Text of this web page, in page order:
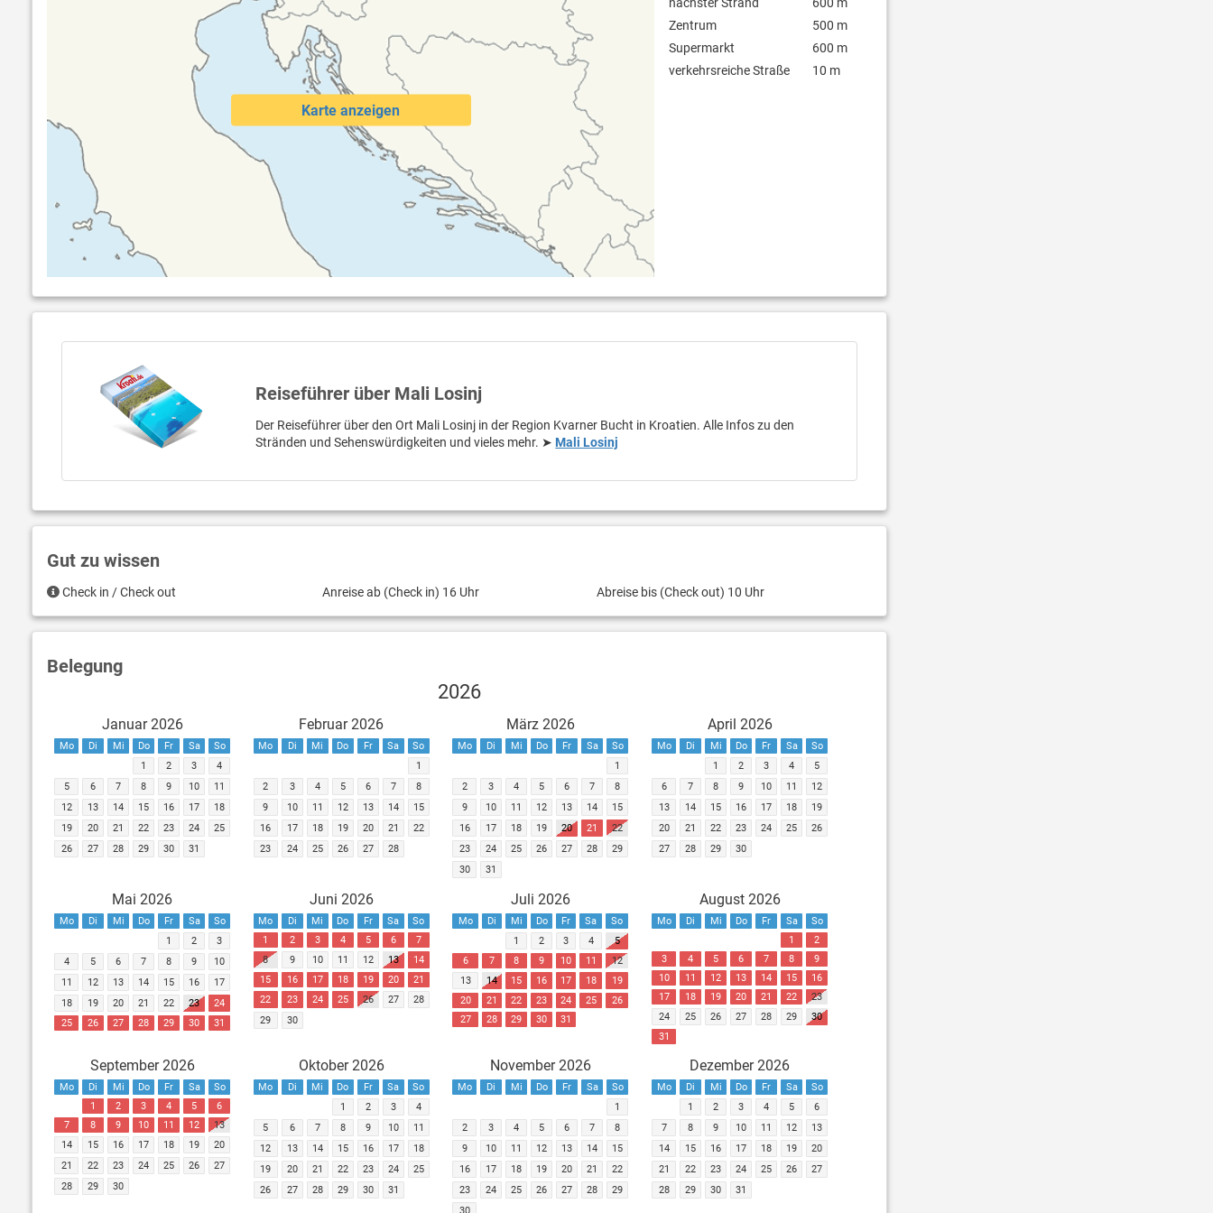
Karte anzeigen
nächster Strand
600 m
Zentrum
500 m
Supermarkt
600 m
verkehrsreiche Straße
10 m
Reiseführer über Mali Losinj
Der Reiseführer über den Ort Mali Losinj in der Region Kvarner Bucht in Kroatien. Alle Infos zu den
Stränden und Sehenswürdigkeiten und vieles mehr. ➤ Mali Losinj
Gut zu wissen
Check in / Check out Anreise ab (Check in) 16 Uhr Abreise bis (Check out) 10 Uhr
Belegung
2026
Januar 2026
Mo Di Mi Do Fr Sa
So
1
2 3
4
5
6 7 8 9 10
11
12
13 14 15 16 17
18
19
20 21 22 23 24
25
26
27 28 29 30 31
Februar 2026
Mo Di Mi Do Fr Sa
So
1
2
3 4 5 6 7
8
9
10 11 12 13 14
15
16
17 18 19 20 21
22
23
24 25 26 27 28
März 2026
Mo Di Mi Do Fr Sa
So
1
2
3 4 5 6 7
8
9
10 11 12 13 14
15
16
17 18 19 20 21
22
23
24 25 26 27 28
29
30
31
April 2026
Mo Di Mi Do Fr Sa
So
1
2 3 4
5
6
7 8 9 10 11
12
13
14 15 16 17 18
19
20
21 22 23 24 25
26
27
28 29 30
Mai 2026
Mo Di Mi Do Fr Sa
So
1
2
3
4
5 6 7 8 9
10
11
12 13 14 15 16
17
18
19 20 21 22 23
24
25
26 27 28 29 30 31
Juni 2026
Mo Di Mi Do Fr Sa
So
1
2 3 4 5 6
7
8
9 10 11 12 13
14
15
16 17 18 19 20
21
22
23 24 25 26 27
28
29
30
Juli 2026
Mo Di Mi Do Fr Sa
So
1
2 3 4
5
6
7 8 9 10 11
12
13
14 15 16 17 18
19
20
21 22 23 24 25
26
27
28 29 30 31
August 2026
Mo Di Mi Do Fr Sa
So
1
2
3
4 5 6 7 8
9
10
11 12 13 14 15
16
17
18 19 20 21 22
23
24
25 26 27 28 29
30
31
September 2026
Mo Di Mi Do Fr Sa
So
1
2 3 4 5
6
7
8 9 10 11 12
13
14
15 16 17 18 19
20
21
22 23 24 25 26
27
28
29 30
Oktober 2026
Mo Di Mi Do Fr Sa
So
1
2 3
4
5
6 7 8 9 10
11
12
13 14 15 16 17
18
19
20 21 22 23 24
25
26
27 28 29 30 31
November 2026
Mo Di Mi Do Fr Sa
So
1
2
3 4 5 6 7
8
9
10 11 12 13 14
15
16
17 18 19 20 21
22
23
24 25 26 27 28
29
30
Dezember 2026
Mo Di Mi Do Fr Sa
So
1
2 3 4 5
6
7
8 9 10 11 12
13
14
15 16 17 18 19
20
21
22 23 24 25 26
27
28
29 30 31